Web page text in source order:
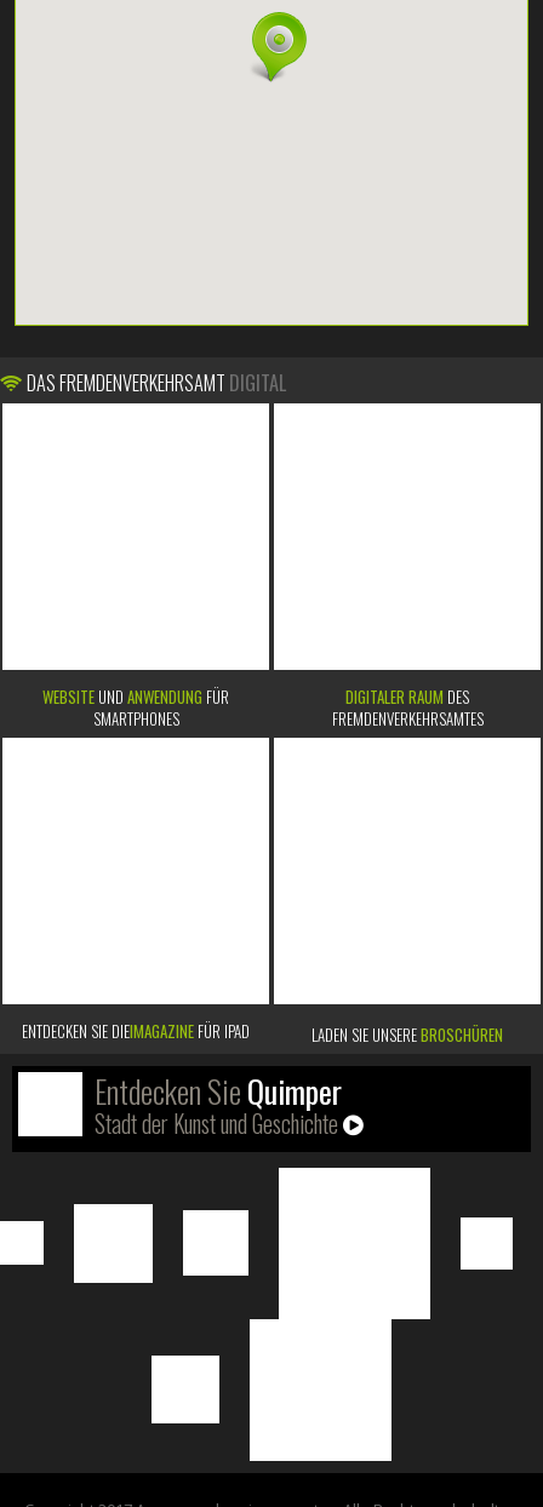
DAS FREMDENVERKEHRSAMT DIGITAL
WEBSITE UND ANWENDUNG FÜR
SMARTPHONES
DIGITALER RAUM DES
FREMDENVERKEHRSAMTES
ENTDECKEN SIE DIEIMAGAZINE FÜR IPAD LADEN SIE UNSEREBROSCHÜREN
Entdecken SieQuimper
Stadt der Kunst und Geschichte